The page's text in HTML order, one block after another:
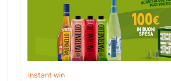
Instant win